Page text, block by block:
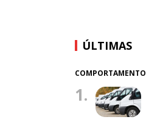
ÚLTIMAS
COMPORTAMENTO
1.